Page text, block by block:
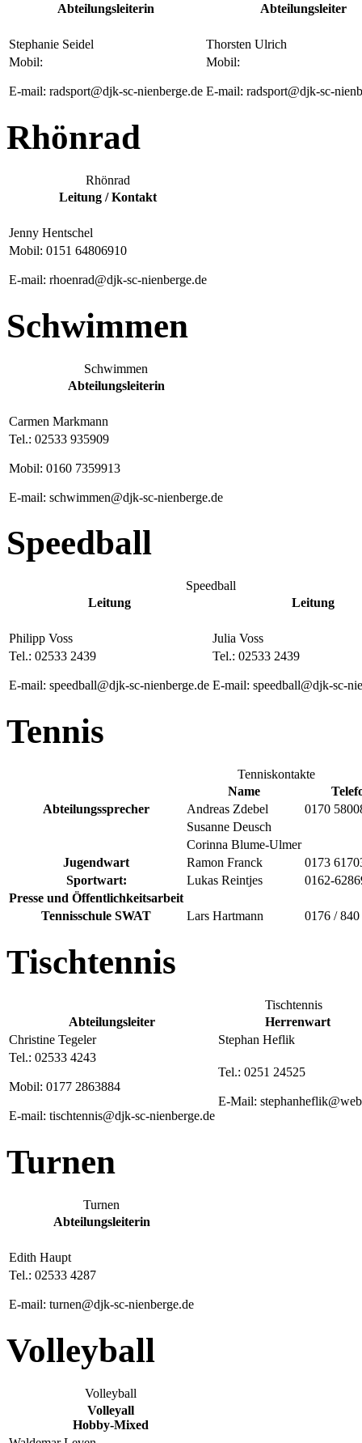
Abteilungsleiterin
Abteilungsleiter
Stephanie Seidel
Thorsten Ulrich
Mobil:
E-mail: radsport@djk-sc-nienberge.de
Mobil:
E-mail: radsport@djk-sc-
Rhönrad
Rhönrad
Leitung / Kontakt
Jenny Hentschel
Mobil: 0151 64806910
E-mail: rhoenrad@djk-sc-nienberge.de
Schwimmen
Schwimmen
Abteilungsleiterin
Carmen Markmann
Tel.: 02533 935909
Mobil: 0160 7359913
E-mail: schwimmen@djk-sc-nienberge.de
Speedball
Speedball
Leitung
Leitung
Philipp Voss
Julia Voss
Tel.: 02533 2439
E-mail: speedball@djk-sc-nienberge.de
Tel.: 02533 2439
E-mail: speedball@djk-sc-
Tennis
Tenniskontakte
Name
Abteilungssprecher
Andreas Zdebel
0170
Susanne Deusch
Corinna Blume-Ulmer
Jugendwart
Ramon Franck
0173
Sportwart:
Lukas Reintjes
0162-
Presse und Öffentlichkeitsarbeit
Tennisschule SWAT
Lars Hartmann 0176 /
Tischtennis
Tischtennis
Abteilungsleiter
Herrenwart
Christine Tegeler
Stephan Heflik
Tel.: 02533 4243
Mobil: 0177 2863884
E-mail: tischtennis@djk-sc-nienberge.de
Tel.: 0251 24525
E-Mail:
Turnen
Turnen
Abteilungsleiterin
Edith Haupt
Tel.: 02533 4287
E-mail: turnen@djk-sc-nienberge.de
Volleyball
Volleyball
Volleyall
Hobby-Mixed